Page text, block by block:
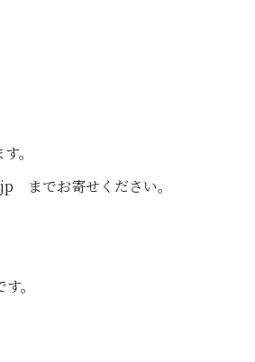
。
までお寄せください。
。